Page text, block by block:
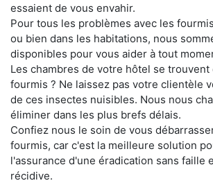
essaient de vous envahir.
Pour tous les problèmes avec les
ou bien dans les habitations, nous
disponibles pour vous aider à tout
Les chambres de votre hôtel se
fourmis ? Ne laissez pas votre clientèle
de ces insectes nuisibles. Nous nous
éliminer dans les plus brefs délais.
Confiez nous le soin de vous
fourmis, car c'est la meilleure solution
l'assurance d'une éradication sans faille
récidive.